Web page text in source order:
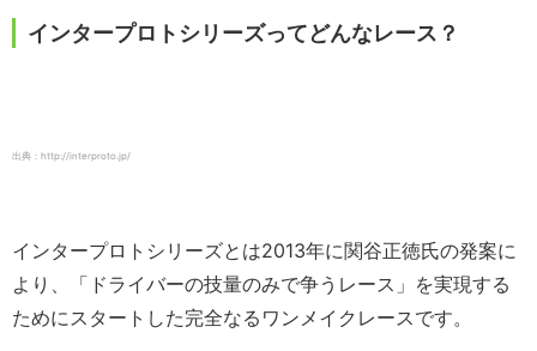
インタープロトシリーズってどんなレース？
出典：http://interproto.jp/
インタープロトシリーズとは2013年に関谷正徳氏の発案に
より、「ドライバーの技量のみで争うレース」を実現する
ためにスタートした完全なるワンメイクレースです。